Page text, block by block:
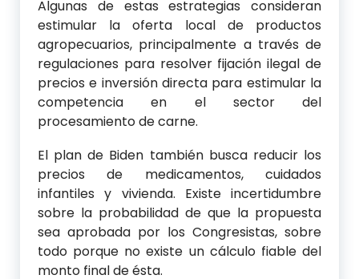
Algunas de estas estrategias consideran
estimular la oferta local de productos
agropecuarios, principalmente a través de
regulaciones para resolver fijación ilegal de
precios e inversión directa para estimular la
competencia en el sector del
procesamiento de carne.
El plan de Biden también busca reducir los
precios de medicamentos, cuidados
infantiles y vivienda. Existe incertidumbre
sobre la probabilidad de que la propuesta
sea aprobada por los Congresistas, sobre
todo porque no existe un cálculo fiable del
monto final de ésta.